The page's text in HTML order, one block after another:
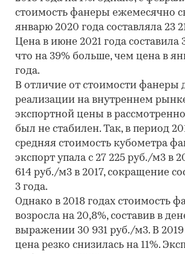
стоимость фанеры ежемесячно
январю 2020 года составляла 23
Цена в июне 2021 года составила
что на 39% больше, чем цена в
года.
В отличие от стоимости фанеры
реализации на внутреннем
экспортной цены в
был не стабилен. Так, в период
средняя стоимость кубометра
экспорт упала с 27 225 руб./м3 в
614 руб./м3 в 2017, сокращение
3 года.
Однако в 2018 годах стоимость
возросла на 20,8%, составив в
выражении 30 931 руб./м3. В 2019
цена резко снизилась на 11%.